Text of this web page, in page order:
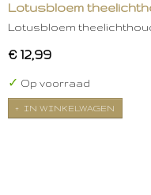
Lotusbloem
Lotusbloem
€ 12,99
✓ Op voorraad
IN WINKELWAGEN